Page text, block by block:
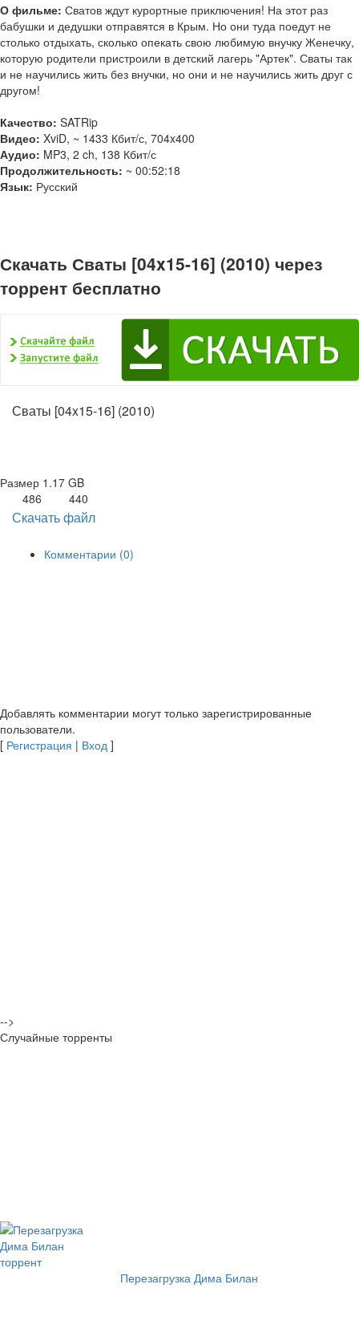
О фильме: Сватов ждут курортные приключения! На этот раз
бабушки и дедушки отправятся в Крым. Но они туда поедут не
столько отдыхать, сколько опекать свою любимую внучку Женечку,
которую родители пристроили в детский лагерь "Артек". Сваты так
и не научились жить без внучки, но они и не научились жить друг с
другом!
Качество: SATRip
Видео: XviD, ~ 1433 Кбит/с, 704x400
Аудио: MP3, 2 ch, 138 Кбит/с
Продолжительность: ~ 00:52:18
Язык: Русский
Скачать Сваты [04x15-16] (2010) через
торрент бесплатно
Сваты [04x15-16] (2010)
Размер 1.17 GB
486
440
Скачать файл
Комментарии (0)
Добавлять комментарии могут только зарегистрированные
пользователи.
[ Регистрация | Вход ]
-->
Случайные торренты
Перезагрузка Дима Билан